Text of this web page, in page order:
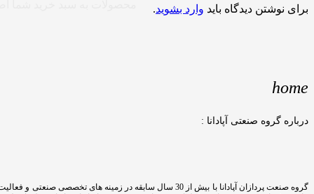
برای نوشتن دیدگاه باید وارد بشوید.
home
درباره گروه صنعتی آپادانا :
گروه صنعت پردازان آپادانا با بیش از 30 سال سابقه در زمینه های تخصصی صنعتی و